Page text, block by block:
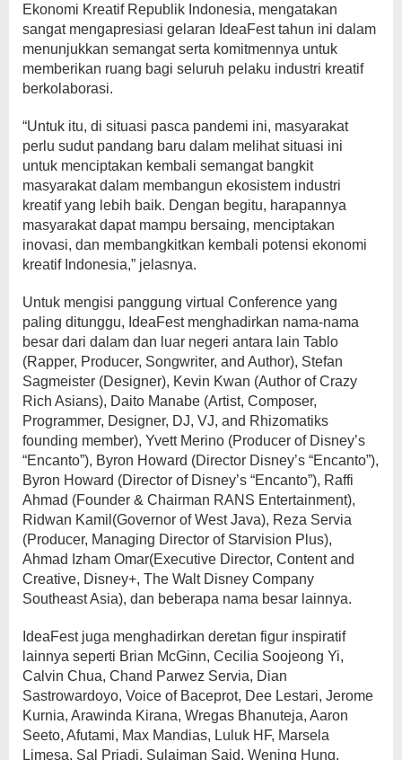
Ekonomi Kreatif Republik Indonesia, mengatakan
sangat mengapresiasi gelaran IdeaFest tahun ini dalam
menunjukkan semangat serta komitmennya untuk
memberikan ruang bagi seluruh pelaku industri kreatif
berkolaborasi.
“Untuk itu, di situasi pasca pandemi ini, masyarakat
perlu sudut pandang baru dalam melihat situasi ini
untuk menciptakan kembali semangat bangkit
masyarakat dalam membangun ekosistem industri
kreatif yang lebih baik. Dengan begitu, harapannya
masyarakat dapat mampu bersaing, menciptakan
inovasi, dan membangkitkan kembali potensi ekonomi
kreatif Indonesia,” jelasnya.
Untuk mengisi panggung virtual Conference yang
paling ditunggu, IdeaFest menghadirkan nama-nama
besar dari dalam dan luar negeri antara lain Tablo
(Rapper, Producer, Songwriter, and Author), Stefan
Sagmeister (Designer), Kevin Kwan (Author of Crazy
Rich Asians), Daito Manabe (Artist, Composer,
Programmer, Designer, DJ, VJ, and Rhizomatiks
founding member), Yvett Merino (Producer of Disney’s
“Encanto”), Byron Howard (Director Disney’s “Encanto”),
Byron Howard (Director of Disney’s “Encanto”), Raffi
Ahmad (Founder & Chairman RANS Entertainment),
Ridwan Kamil(Governor of West Java), Reza Servia
(Producer, Managing Director of Starvision Plus),
Ahmad Izham Omar(Executive Director, Content and
Creative, Disney+, The Walt Disney Company
Southeast Asia), dan beberapa nama besar lainnya.
IdeaFest juga menghadirkan deretan figur inspiratif
lainnya seperti Brian McGinn, Cecilia Soojeong Yi,
Calvin Chua, Chand Parwez Servia, Dian
Sastrowardoyo, Voice of Baceprot, Dee Lestari, Jerome
Kurnia, Arawinda Kirana, Wregas Bhanuteja, Aaron
Seeto, Afutami, Max Mandias, Luluk HF, Marsela
Limesa, Sal Priadi, Sulaiman Said, Wening Hung,